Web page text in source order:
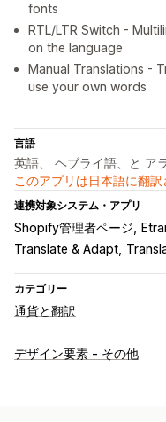
fonts
RTL/LTR Switch -
on the language
Manual Translations -
use your own words
言語
英語、 ヘブライ語、と ア
このアプリは日本語に翻
連携対象システム・アプリ
Shopify管理者ページ
Translate & Adapt
カテゴリー
通貨と翻訳
通貨換算
デザイン要素 - その他